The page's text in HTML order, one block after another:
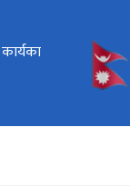
मा
खर्च
विवरण
विवरण
सुनुवाई
विवरण
रुकुम
२०८१
विवरण
२०८१
र